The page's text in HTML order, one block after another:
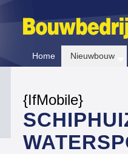
Home Nieuwbouw
{IfMobile}